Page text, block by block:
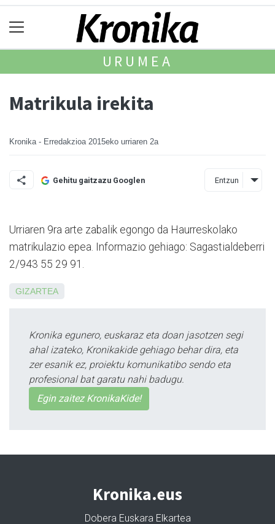
URUMEA
Matrikula irekita
Kronika - Erredakzioa 2015eko urriaren 2a
Gehitu gaitzazu Googlen Entzun
Urriaren 9ra arte zabalik egongo da Haurreskolako
matrikulazio epea. Informazio gehiago: Sa­gas­­tialdeberri
2/943 55 29 91.
GIZARTEA
Kronika egunero, euskaraz eta doan jasotzen segi
ahal izateko, Kronikakide gehiago behar dira, eta
zer esanik ez, proiektu komunikatibo sendo eta
profesional bat garatu nahi badugu.
Egin zaitez KronikaKide!
Kronika.eus
Dobera Euskara Elkartea